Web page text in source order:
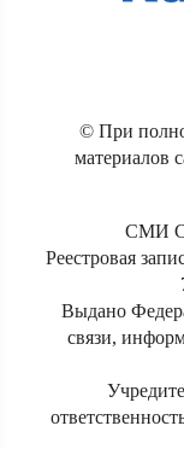
© При
материалов
СМИ
Реестровая
Выдано
связи,